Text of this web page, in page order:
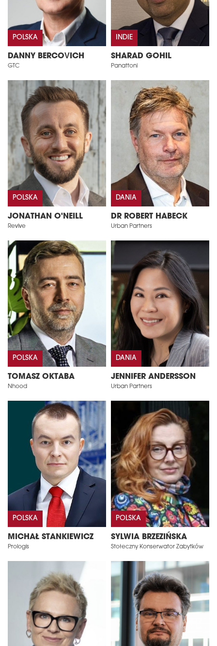
POLSKA
DANNY BERCOVICH
GTC
INDIE
SHARAD GOHIL
Panattoni
POLSKA
JONATHAN O'NEILL
Revive
DANIA
DR ROBERT HABECK
Urban Partners
POLSKA
TOMASZ OKTABA
Nhood
DANIA
JENNIFER ANDERSSON
Urban Partners
POLSKA
MICHAŁ STANKIEWICZ
Prologis
POLSKA
SYLWIA BRZEZIŃSKA
Stołeczny Konserwator Zabytków